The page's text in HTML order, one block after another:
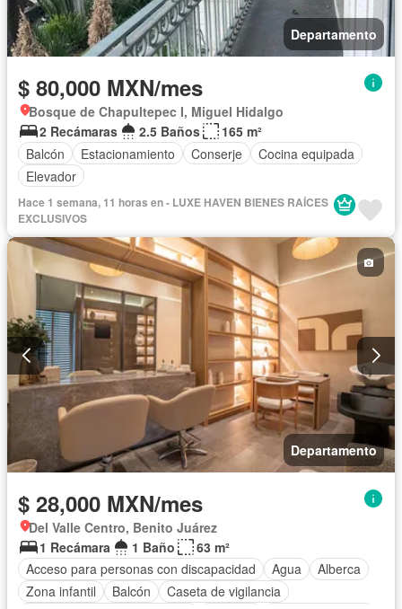
Departamento
$ 80,000 MXN/mes
Bosque de Chapultepec I, Miguel Hidalgo
2 Recámaras
2.5 Baños
165 m²
Balcón
Estacionamiento Conserje
Cocina equipada
Elevador
Hace 1 semana, 11 horas en - LUXE HAVEN BIENES RAÍCES
EXCLUSIVOS
Departamento
$ 28,000 MXN/mes
Del Valle Centro, Benito Juárez
1 Recámara
1 Baño
63 m²
Acceso para personas con discapacidad
Agua
Alberca
Zona infantil
Balcón
Caseta de vigilancia